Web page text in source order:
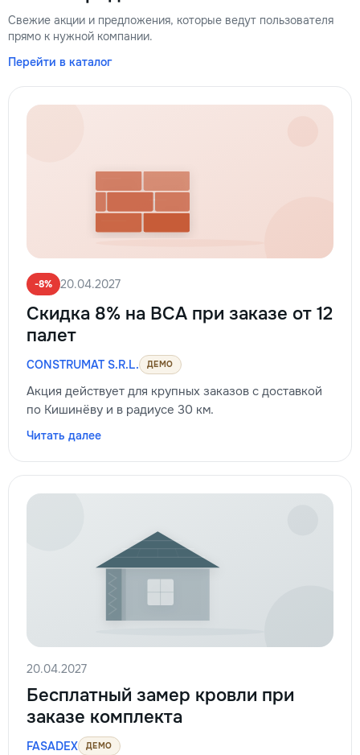
Свежие акции и предложения, которые ведут пользователя
прямо к нужной компании.
Перейти в каталог
-8% 20.04.2027
Скидка 8% на BCA при заказе от 12
палет
CONSTRUMAT S.R.L. ДЕМО
Акция действует для крупных заказов с доставкой
по Кишинёву и в радиусе 30 км.
Читать далее
20.04.2027
Бесплатный замер кровли при
заказе комплекта
FASADEX ДЕМО